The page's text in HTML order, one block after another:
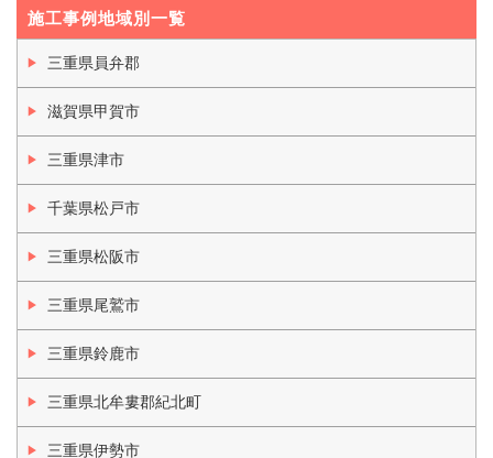
施工事例地域別一覧
三重県員弁郡
滋賀県甲賀市
三重県津市
千葉県松戸市
三重県松阪市
三重県尾鷲市
三重県鈴鹿市
三重県北牟婁郡紀北町
三重県伊勢市